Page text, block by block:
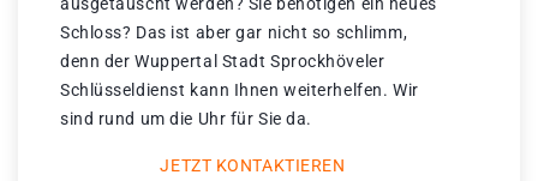
ausgetauscht werden? Sie benötigen ein neues
Schloss? Das ist aber gar nicht so schlimm,
denn der Wuppertal Stadt Sprockhöveler
Schlüsseldienst kann Ihnen weiterhelfen. Wir
sind rund um die Uhr für Sie da.
JETZT KONTAKTIEREN